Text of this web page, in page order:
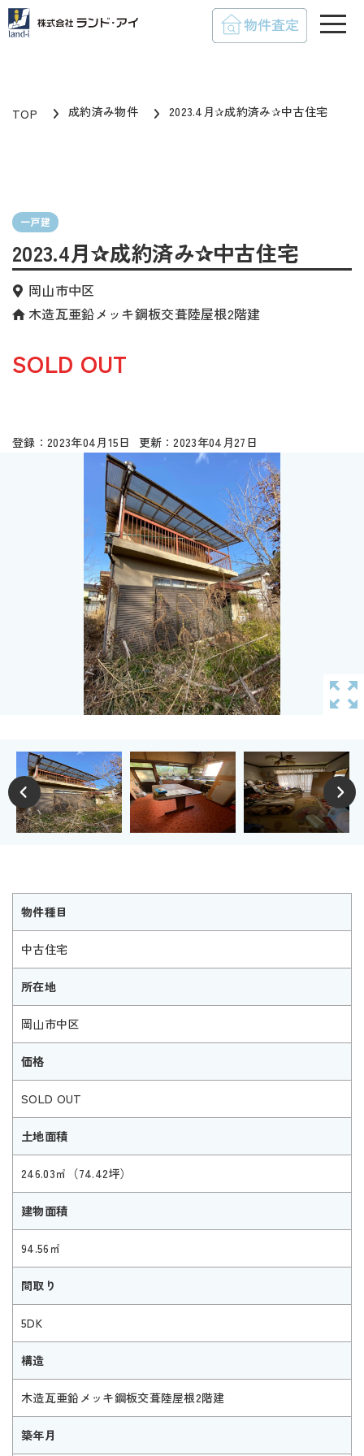
TOP 成約済み物件 2023.4月✰成約済み✰中古住宅
一戸建
2023.4月✰成約済み✰中古住宅
岡山市中区
木造瓦亜鉛メッキ鋼板交葺陸屋根2階建
SOLD OUT
2023年04月15日 2023年04月27日
物件種目
中古住宅
所在地
岡山市中区
価格
SOLD OUT
土地面積
246.03㎡（74.42坪）
建物面積
94.56㎡
間取り
5DK
構造
木造瓦亜鉛メッキ鋼板交葺陸屋根2階建
築年月